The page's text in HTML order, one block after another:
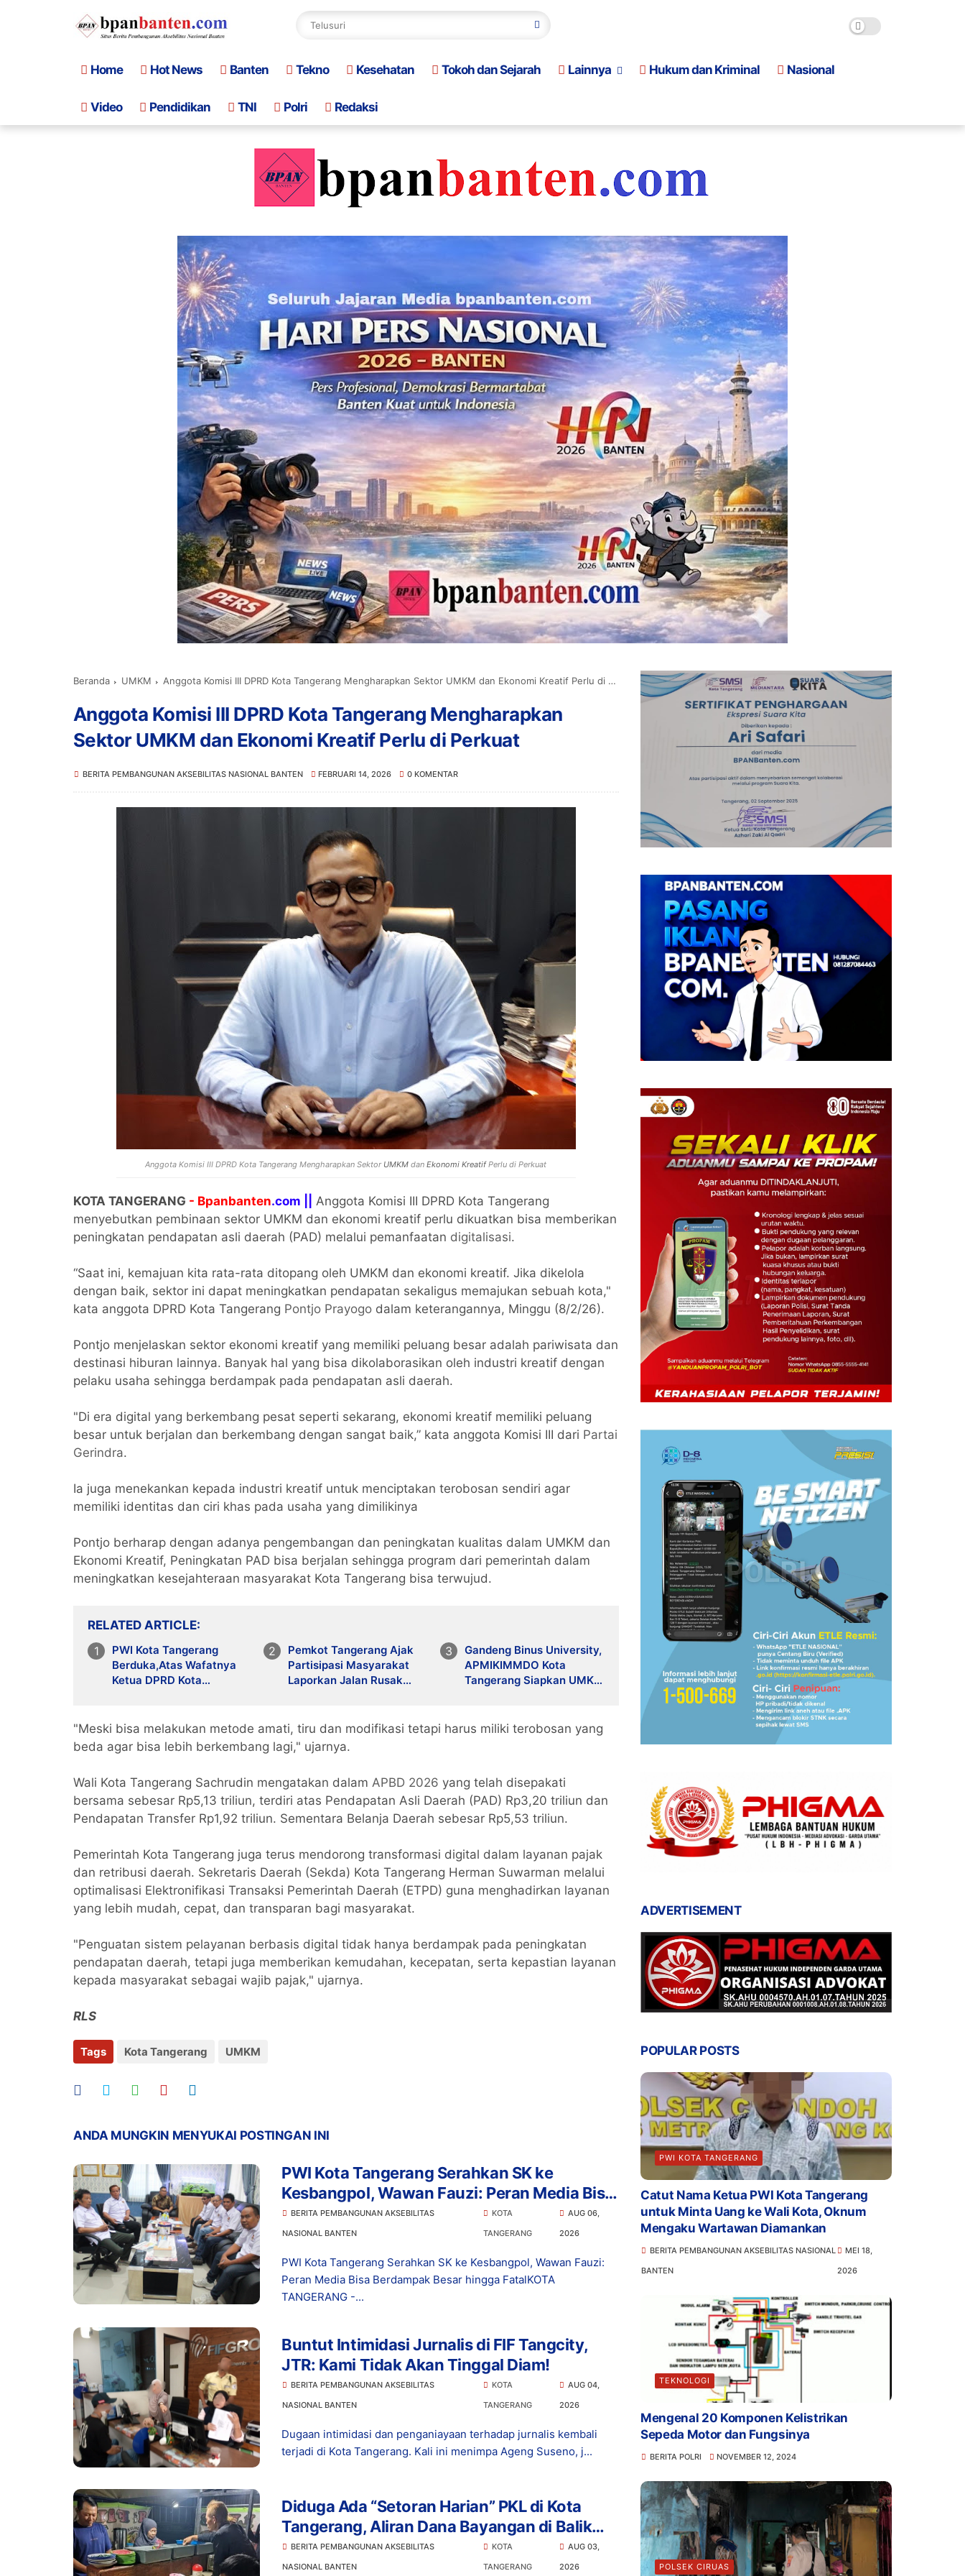
Home Hot News Banten Tekno Kesehatan Tokoh dan Sejarah Lainnya Hukum dan Kriminal Nasional
Video Pendidikan TNI Polri Redaksi
Beranda UMKM Anggota Komisi III DPRD Kota Tangerang Mengharapkan Sektor UMKM dan Ekonomi Kreatif Perlu di Perkuat
Anggota Komisi III DPRD Kota Tangerang Mengharapkan
Sektor UMKM dan Ekonomi Kreatif Perlu di Perkuat
BERITA PEMBANGUNAN AKSEBILITAS NASIONAL BANTEN FEBRUARI 14, 2026 0 KOMENTAR
Anggota Komisi III DPRD Kota Tangerang Mengharapkan Sektor UMKM danEkonomi KreatifPerlu di Perkuat
KOTA TANGERANG - Bpanbanten.com ||
Anggota Komisi III DPRD Kota Tangerang
menyebutkan pembinaan sektor UMKM dan ekonomi kreatif perlu dikuatkan bisa memberikan
peningkatan pendapatan asli daerah (PAD) melalui pemanfaatan digitalisasi.
“Saat ini, kemajuan kita rata-rata ditopang oleh UMKM dan ekonomi kreatif. Jika dikelola
dengan baik, sektor ini dapat meningkatkan pendapatan sekaligus memajukan sebuah kota,"
kata anggota DPRD Kota Tangerang Pontjo Prayogo dalam keterangannya, Minggu (8/2/26).
Pontjo menjelaskan sektor ekonomi kreatif yang memiliki peluang besar adalah pariwisata dan
destinasi hiburan lainnya. Banyak hal yang bisa dikolaborasikan oleh industri kreatif dengan
pelaku usaha sehingga berdampak pada pendapatan asli daerah.
"Di era digital yang berkembang pesat seperti sekarang, ekonomi kreatif memiliki peluang
besar untuk berjalan dan berkembang dengan sangat baik,” kata anggota Komisi III dari Partai
Gerindra.
Ia juga menekankan kepada industri kreatif untuk menciptakan terobosan sendiri agar
memiliki identitas dan ciri khas pada usaha yang dimilikinya
Pontjo berharap dengan adanya pengembangan dan peningkatan kualitas dalam UMKM dan
Ekonomi Kreatif, Peningkatan PAD bisa berjalan sehingga program dari pemerintah dalam
meningkatkan kesejahteraan masyarakat Kota Tangerang bisa terwujud.
RELATED ARTICLE
PWI Kota Tangerang
Berduka,Atas Wafatnya
Ketua DPRD Kota
Pemkot Tangerang Ajak
Partisipasi Masyarakat
Laporkan Jalan Rusak
Gandeng Binus University,
APMIKIMMDO Kota
Tangerang Siapkan UMKM
"Meski bisa melakukan metode amati, tiru dan modifikasi tetapi harus miliki terobosan yang
beda agar bisa lebih berkembang lagi," ujarnya.
Wali Kota Tangerang Sachrudin mengatakan dalam APBD 2026 yang telah disepakati
bersama sebesar Rp5,13 triliun, terdiri atas Pendapatan Asli Daerah (PAD) Rp3,20 triliun dan
Pendapatan Transfer Rp1,92 triliun. Sementara Belanja Daerah sebesar Rp5,53 triliun.
Pemerintah Kota Tangerang juga terus mendorong transformasi digital dalam layanan pajak
dan retribusi daerah. Sekretaris Daerah (Sekda) Kota Tangerang Herman Suwarman melalui
optimalisasi Elektronifikasi Transaksi Pemerintah Daerah (ETPD) guna menghadirkan layanan
yang lebih mudah, cepat, dan transparan bagi masyarakat.
"Penguatan sistem pelayanan berbasis digital tidak hanya berdampak pada peningkatan
pendapatan daerah, tetapi juga memberikan kemudahan, kecepatan, serta kepastian layanan
kepada masyarakat sebagai wajib pajak," ujarnya.
RLS
Tags Kota Tangerang UMKM
ANDA MUNGKIN MENYUKAI POSTINGAN INI
PWI Kota Tangerang Serahkan SK ke
Kesbangpol, Wawan Fauzi: Peran Media Bisa
Berdampak Besar hingga Fatal
BERITA PEMBANGUNAN AKSEBILITAS
NASIONAL BANTEN
KOTA
TANGERANG
AUG 06,
2026
PWI Kota Tangerang Serahkan SK ke Kesbangpol, Wawan Fauzi:
Peran Media Bisa Berdampak Besar hingga FatalKOTA
TANGERANG -...
Buntut Intimidasi Jurnalis di FIF Tangcity,
JTR: Kami Tidak Akan Tinggal Diam!
BERITA PEMBANGUNAN AKSEBILITAS
NASIONAL BANTEN
KOTA
TANGERANG
AUG 04,
2026
Dugaan intimidasi dan penganiayaan terhadap jurnalis kembali
terjadi di Kota Tangerang. Kali ini menimpa Ageng Suseno, j...
Diduga Ada “Setoran Harian” PKL di Kota
Tangerang, Aliran Dana Bayangan di Balik
Penertiban?
BERITA PEMBANGUNAN AKSEBILITAS
NASIONAL BANTEN
KOTA
TANGERANG
AUG 03,
2026
ADVERTISEMENT
POPULAR POSTS
PWI KOTA TANGERANG
Catut Nama Ketua PWI Kota Tangerang
untuk Minta Uang ke Wali Kota, Oknum
Mengaku Wartawan Diamankan
BERITA PEMBANGUNAN AKSEBILITAS NASIONAL
BANTEN
MEI 18,
2026
TEKNOLOGI
Mengenal 20 Komponen Kelistrikan
Sepeda Motor dan Fungsinya
BERITA POLRI NOVEMBER 12, 2024
POLSEK CIRUAS